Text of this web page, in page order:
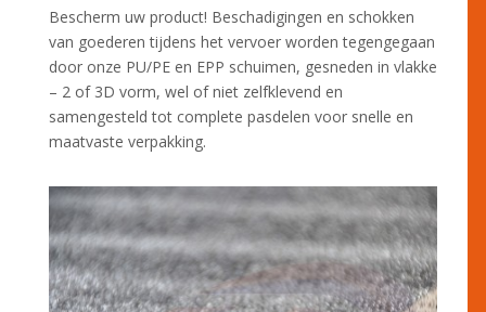
Bescherm uw product! Beschadigingen en schokken
van goederen tijdens het vervoer worden tegengegaan
door onze PU/PE en EPP schuimen, gesneden in vlakke
– 2 of 3D vorm, wel of niet zelfklevend en
samengesteld tot complete pasdelen voor snelle en
maatvaste verpakking.